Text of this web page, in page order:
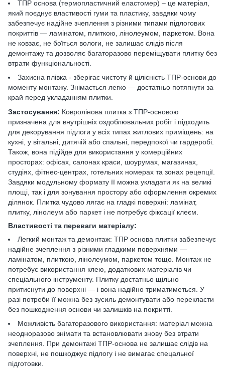
ТПР основа (термопластичний еластомер) – це матеріал,
який поєднує властивості гуми та пластику, завдяки чому
забезпечує надійне зчеплення з різними типами підлогових
покриттів — ламінатом, плиткою, лінолеумом, паркетом. Вона
не ковзає, не боїться вологи, не залишає слідів після
демонтажу та дозволяє багаторазово переміщувати плитку без
втрати функціональності.
Захисна плівка - зберігає чистоту й цілісність ТПР-основи до
моменту монтажу. Знімається легко — достатньо потягнути за
край перед укладанням плитки.
Застосування: Ковролінова плитка з ТПР-основою
призначена для внутрішніх оздоблювальних робіт і підходить
для декорування підлоги у всіх типах житлових приміщень: на
кухні, у вітальні, дитячій або спальні, передпокої чи гардеробі.
Також, вона підійде для використання у комерційних
просторах: офісах, салонах краси, шоурумах, магазинах,
студіях, фітнес-центрах, готельних номерах та зонах рецепції.
Завдяки модульному формату її можна укладати як на великі
площі, так і для зонування простору або оформлення окремих
ділянок. Плитка чудово лягає на гладкі поверхні: ламінат,
плитку, лінолеум або паркет і не потребує фіксації клеєм.
Властивості та переваги матеріалу:
Легкий монтаж та демонтаж: ТПР основа плитки забезпечує
надійне зчеплення з різними гладкими поверхнями —
ламінатом, плиткою, лінолеумом, паркетом тощо. Монтаж не
потребує використання клею, додаткових матеріалів чи
спеціального інструменту. Плитку достатньо щільно
притиснути до поверхні — і вона надійно триматиметься. У
разі потреби її можна без зусиль демонтувати або перекласти
без пошкодження основи чи залишків на покритті.
Можливість багаторазового використання: матеріал можна
неодноразово знімати та встановлювати знову без втрати
зчеплення. При демонтажі ТПР-основа не залишає слідів на
поверхні, не пошкоджує підлогу і не вимагає спецальної
підготовки.